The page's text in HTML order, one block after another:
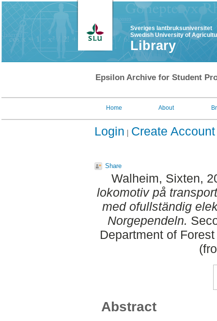
Sveriges lantbruksuniversitet
Swedish University of
Library
Epsilon Archive for Student
Home About
Login Create Account
Share
Walheim, Sixten,
lokomotiv på
med ofullständig
Norgependeln.
Department of
Abstract